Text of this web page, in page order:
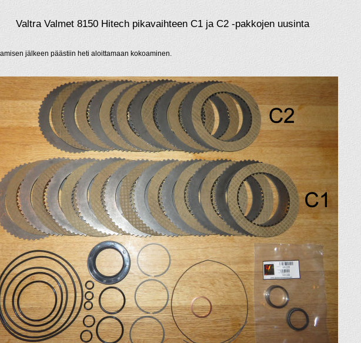
Valtra Valmet 8150 Hitech pikavaihteen C1 ja C2 -pakkojen uusinta
jälkeen päästiin heti aloittamaan kokoaminen.